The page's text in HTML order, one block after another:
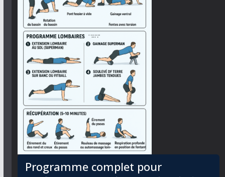
Programme complet pour